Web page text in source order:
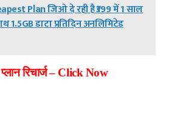
Plan जिओ दे रही है ₹399 में 1 साल
1.5GB डाटा प्रतिदिन अनलिमिटेड
रिचार्ज – Click Now